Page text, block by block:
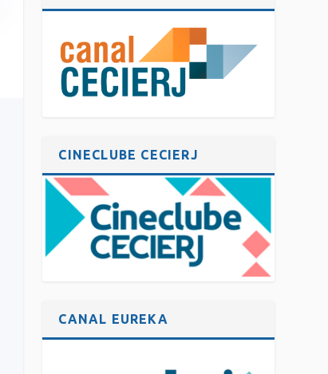
CINECLUBE CECIERJ
CANAL EUREKA